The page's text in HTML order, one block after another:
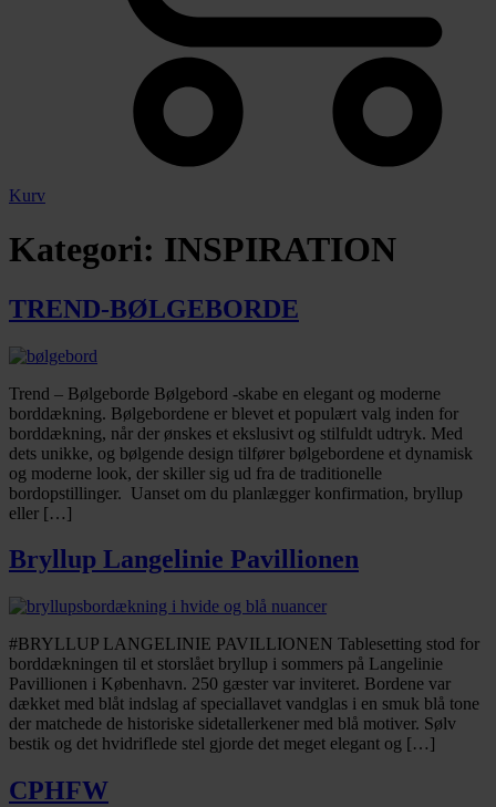
Kurv
Kategori: INSPIRATION
TREND-BØLGEBORDE
Trend – Bølgeborde Bølgebord -skabe en elegant og moderne
borddækning. Bølgebordene er blevet et populært valg inden for
borddækning, når der ønskes et ekslusivt og stilfuldt udtryk. Med
dets unikke, og bølgende design tilfører bølgebordene et dynamisk
og moderne look, der skiller sig ud fra de traditionelle
bordopstillinger. Uanset om du planlægger konfirmation, bryllup
eller […]
Bryllup Langelinie Pavillionen
#BRYLLUP LANGELINIE PAVILLIONEN Tablesetting stod for
borddækningen til et storslået bryllup i sommers på Langelinie
Pavillionen i København. 250 gæster var inviteret. Bordene var
dækket med blåt indslag af speciallavet vandglas i en smuk blå tone
der matchede de historiske sidetallerkener med blå motiver. Sølv
bestik og det hvidriflede stel gjorde det meget elegant og […]
CPHFW